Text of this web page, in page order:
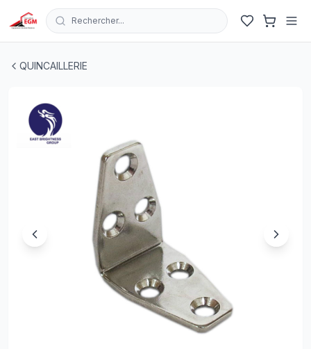
Rechercher...
QUINCAILLERIE